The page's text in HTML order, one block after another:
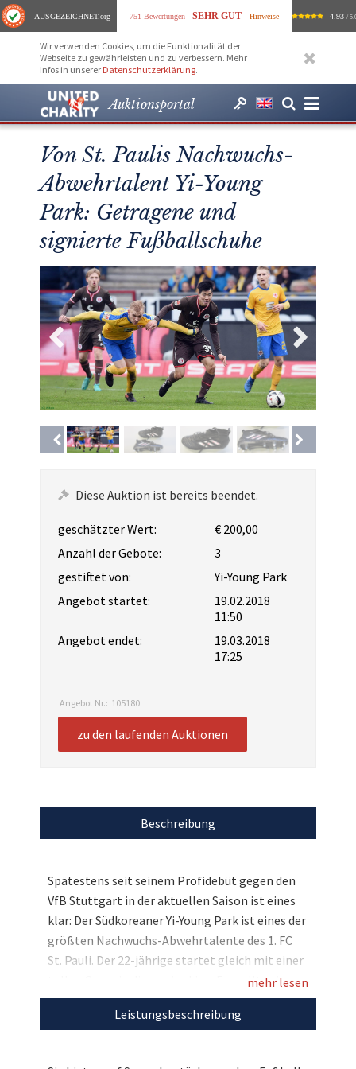
AUSGEZEICHNET.org 751 Bewertungen SEHR GUT Hinweise 4.93 /
Wir verwenden Cookies, um die Funktionalität der
Webseite zu gewährleisten und zu verbessern. Mehr
Infos in unserer Datenschutzerklärung.
Auktionsportal
Von St. Paulis Nachwuchs-
Abwehrtalent Yi-Young
Park: Getragene und
signierte Fußballschuhe
Diese Auktion ist bereits beendet.
geschätzter Wert:
€ 200,00
Anzahl der Gebote:
3
gestiftet von:
Yi-Young Park
Angebot startet:
19.02.2018
11:50
Angebot endet:
19.03.2018
17:25
Angebot Nr.: 105180
zu den laufenden Auktionen
Beschreibung
Spätestens seit seinem Profidebüt gegen den
VfB Stuttgart in der aktuellen Saison ist eines
klar: Der Südkoreaner Yi-Young Park ist eines der
größten Nachwuchs-Abwehrtalente des 1. FC
St. Pauli. Der 22-jährige startet gleich mit einer
tollen Geste in die zweite Liga: Er stellt seine
getragenen Fußballschuhe aus seinem zweiten
Einsatz gegen Eintracht Braunschweig am 05.
mehr lesen
Leistungsbeschreibung